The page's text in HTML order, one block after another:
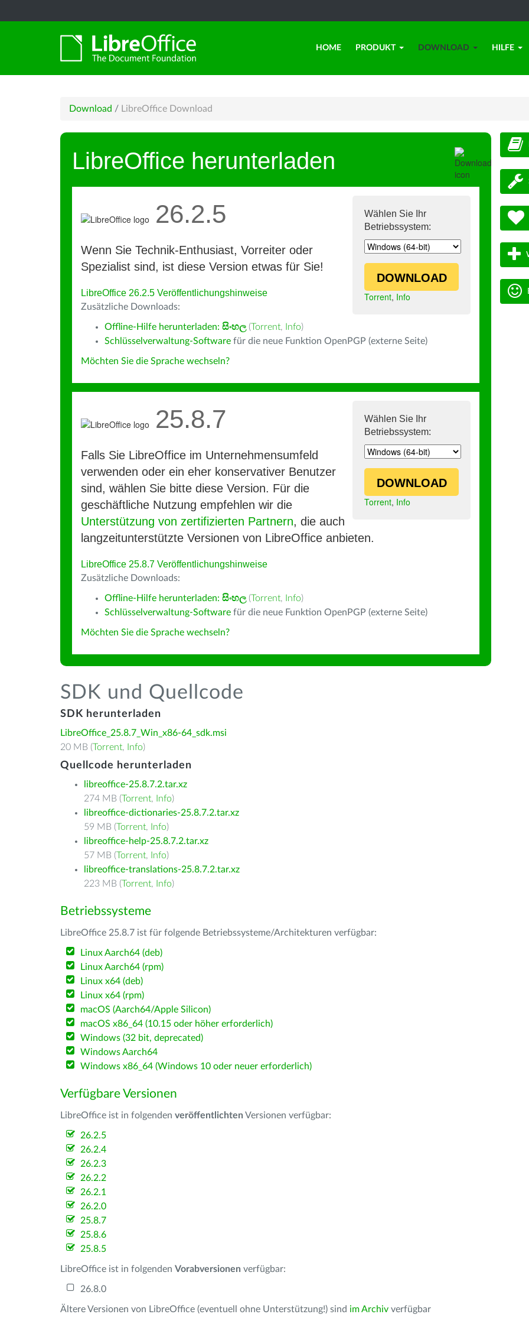
HOME PRODUKT DOWNLOAD HILFE
Download / LibreOffice Download
LibreOffice herunterladen
Wählen Sie Ihr
Betriebssystem:
DOWNLOAD
Torrent, Info
26.2.5
Wenn Sie Technik-Enthusiast, Vorreiter oder
Spezialist sind, ist diese Version etwas für Sie!
LibreOffice 26.2.5 Veröffentlichungshinweise
Zusätzliche Downloads:
Offline-Hilfe herunterladen: සිංහල (Torrent, Info)
Schlüsselverwaltung-Software für die neue Funktion OpenPGP (externe Seite)
Möchten Sie die Sprache wechseln?
Wählen Sie Ihr
Betriebssystem:
DOWNLOAD
Torrent, Info
25.8.7
Falls Sie LibreOffice im Unternehmensumfeld
verwenden oder ein eher konservativer Benutzer
sind, wählen Sie bitte diese Version. Für die
geschäftliche Nutzung empfehlen wir die
Unterstützung von zertifizierten Partnern, die auch
langzeitunterstützte Versionen von LibreOffice anbieten.
LibreOffice 25.8.7 Veröffentlichungshinweise
Zusätzliche Downloads:
Offline-Hilfe herunterladen: සිංහල (Torrent, Info)
Schlüsselverwaltung-Software für die neue Funktion OpenPGP (externe Seite)
Möchten Sie die Sprache wechseln?
SDK und Quellcode
SDK herunterladen
LibreOffice_25.8.7_Win_x86-64_sdk.msi
20 MB (Torrent, Info)
Quellcode herunterladen
libreoffice-25.8.7.2.tar.xz
274 MB (Torrent, Info)
libreoffice-dictionaries-25.8.7.2.tar.xz
59 MB (Torrent, Info)
libreoffice-help-25.8.7.2.tar.xz
57 MB (Torrent, Info)
libreoffice-translations-25.8.7.2.tar.xz
223 MB (Torrent, Info)
Betriebssysteme
LibreOffice 25.8.7 ist für folgende Betriebssysteme/Architekturen verfügbar:
Linux Aarch64 (deb)
Linux Aarch64 (rpm)
Linux x64 (deb)
Linux x64 (rpm)
macOS (Aarch64/Apple Silicon)
macOS x86_64 (10.15 oder höher erforderlich)
Windows (32 bit, deprecated)
Windows Aarch64
Windows x86_64 (Windows 10 oder neuer erforderlich)
Verfügbare Versionen
LibreOffice ist in folgenden veröffentlichten Versionen verfügbar:
26.2.5
26.2.4
26.2.3
26.2.2
26.2.1
26.2.0
25.8.7
25.8.6
25.8.5
LibreOffice ist in folgenden Vorabversionen verfügbar:
26.8.0
Ältere Versionen von LibreOffice (eventuell ohne Unterstützung!) sind im Archiv verfügbar